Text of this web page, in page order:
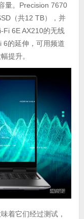
量。Precision 7670
（共12 TB），并
Fi 6E AX210的无线
6的延伸，可用频道
提升。
着它们经过测试，